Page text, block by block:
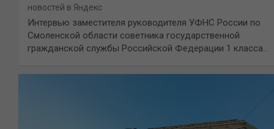
новостей в Яндекс
Интервью заместителя руководителя УФНС России по
Смоленской области советника государственной
гражданской службы Российской Федерации 1 класса…